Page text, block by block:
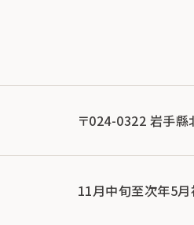
〒024-0322 岩手
11月中旬至次年5